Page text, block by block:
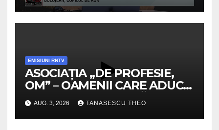
EMISIUNI RNTV
ASOCIAȚIA „DE PROFESIE,
OM” – OAMENII CARE ADUC
VALOARE COMUNITĂȚII /
SECRETELE SUCCESULUI
/VIDEO
AUG. 3, 2026 TANASESCU THEO